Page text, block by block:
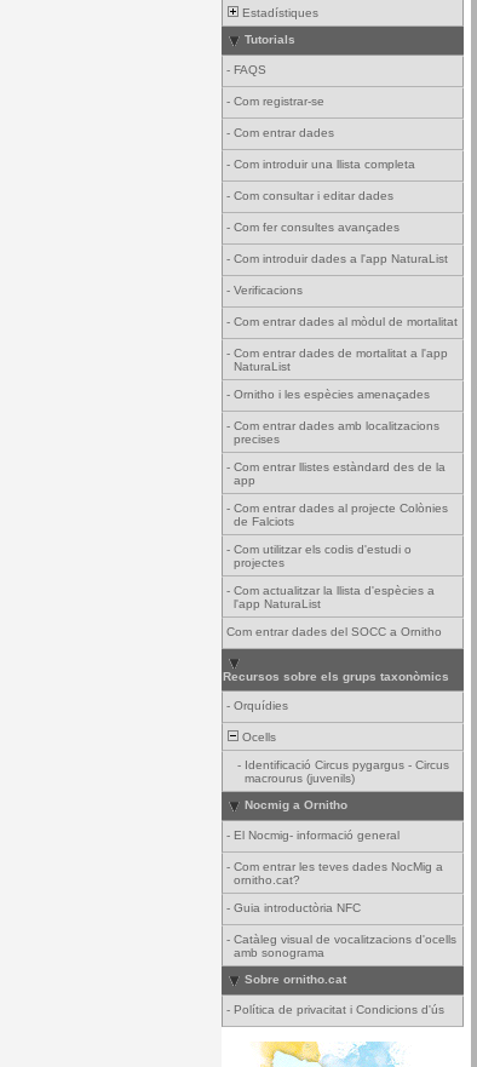
Estadístiques
Tutorials
- FAQS
- Com registrar-se
- Com entrar dades
- Com introduir una llista completa
- Com consultar i editar dades
- Com fer consultes avançades
- Com introduir dades a l'app NaturaList
- Verificacions
- Com entrar dades al mòdul de mortalitat
- Com entrar dades de mortalitat a l'app
NaturaList
- Ornitho i les espècies amenaçades
- Com entrar dades amb localitzacions
precises
- Com entrar llistes estàndard des de la
app
- Com entrar dades al projecte Colònies
de Falciots
- Com utilitzar els codis d'estudi o
projectes
- Com actualitzar la llista d'espècies a
l'app NaturaList
Com entrar dades del SOCC a Ornitho
Recursos sobre els grups taxonòmics
- Orquídies
Ocells
- Identificació Circus pygargus - Circus
macrourus (juvenils)
Nocmig a Ornitho
- El Nocmig- informació general
- Com entrar les teves dades NocMig a
ornitho.cat?
- Guia introductòria NFC
- Catàleg visual de vocalitzacions d'ocells
amb sonograma
Sobre ornitho.cat
- Política de privacitat i Condicions d'ús